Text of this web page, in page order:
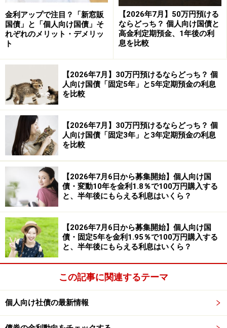
で、金利が下がる局面では利息も低下するため、「ずっ
と同じ金利ではない」という点には注意が必要です。
個人向け国債のメリット
個人向け国債のメリットを4つ見てみましょう。
●メリット1：元本割れリスクが比較的低い
個人向け国債は、日本国が発行する債券です。株式や不
動産のように価格変動で大きく損をする仕組みではな
く、国の信用をもとに元本と利息が支払われます。もち
ろん絶対安全とは言い切れませんが、相対的に「守り重
視」の金融商品といえます。
●メリット2：最低金利0.05％が保証されている
「変動10年」「固定5年」「固定3年」は、いずれも年
0.05％の最低金利保証があります。たとえ市場金利が低
下しても、利息がゼロになることはありません。
●メリット3：1万円から購入できる
個人向け国債は1万円から、1万円単位で購入できます。
銀行や証券会社、ゆうちょ銀行など、取り扱う金融機関
も多く「まずは少額で始めてみたい」という初心者にも
利用しやすい商品です。
金利アップで注目？「新窓販
国債」と「個人向け国債」そ
れぞれのメリット・デメリッ
ト
【2026年7月】50万円預ける
ならどっち？ 個人向け国債と
高金利定期預金、1年後の利
息を比較
【2026年7月】30万円預けるならどっち？ 個
人向け国債「固定5年」と5年定期預金の利息
を比較
【2026年7月】30万円預けるならどっち？ 個
人向け国債「固定3年」と3年定期預金の利息
を比較
【2026年7月6日から募集開始】個人向け国
債・変動10年を金利1.8％で100万円購入する
と、半年後にもらえる利息はいくら？
【2026年7月6日から募集開始】個人向け国
債・固定5年を金利1.95％で100万円購入する
と、半年後にもらえる利息はいくら？
この記事に関連するテーマ
個人向け社債の最新情報